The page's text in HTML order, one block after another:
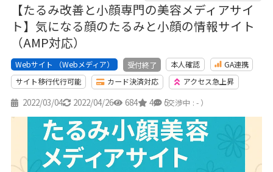
【たるみ改善と小顔専門の美容メディアサイ
ト】気になる顔のたるみと小顔の情報サイト
（AMP対応）
Webサイト （Webメディア） 受付終了 本人確認
GA連携
サイト移行代行可能
カード決済対応 アクセス急上昇
2022/03/04 2022/04/26 684 4 5
（交渉中 : - ）